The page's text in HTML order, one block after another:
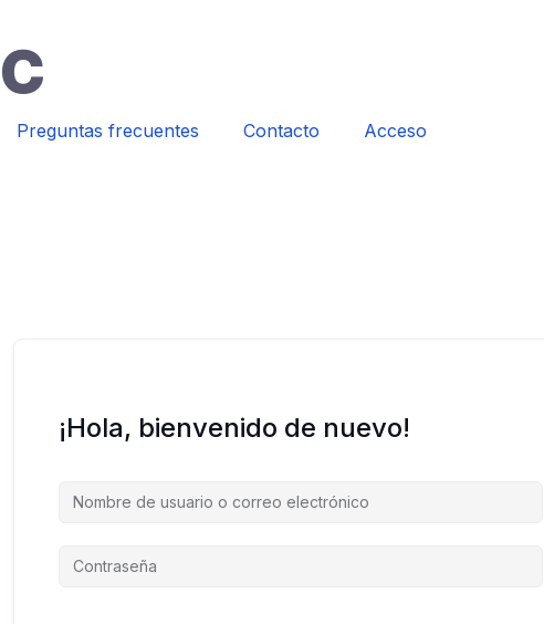
Preguntas frecuentes Contacto Acceso
¡Hola, bienvenido de nuevo!